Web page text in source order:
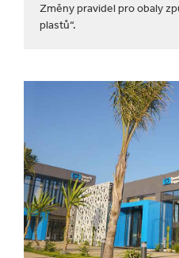
Změny pravidel pro obaly
plastů“.